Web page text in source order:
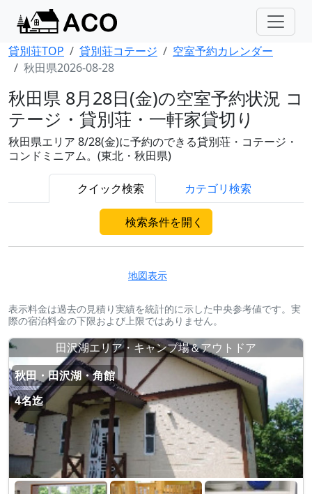
貸別荘TOP 貸別荘コテージ
空室予約カレンダー
秋田県2026-08-28
秋田県 8月28日(金)の空室予約状況 コ
テージ・貸別荘・一軒家貸切り
秋田県エリア 8/28(金)に予約のできる貸別荘・コテージ・
コンドミニアム。(東北・秋田県)
クイック検索 カテゴリ検索
検索条件を開く
地図表示
表示料金は過去の見積り実績を統計的に示した中央参考値です。実
際の宿泊料金の下限および上限ではありません。
田沢湖エリア・キャンプ場＆アウトドア
秋田・田沢湖・角館
4名迄